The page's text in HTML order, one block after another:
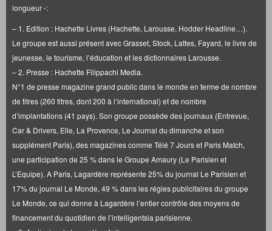
longueur -:
– 1. Edition : Hachette Livres (Hachette, Larousse, Hodder Headline…).
Le groupe est aussi présent avec Grasset, Stock, Lattes, Fayard, le livre de
jeunesse, le tourisme, l’éducation et les dictionnaires Larousse.
– 2. Presse : Hachette Filippachi Media.
N°1 de presse magazine grand public dans le monde en terme de nombre
de titres (260 titres, dont 200 à l’international) et de nombre
d’implantations (41 pays). Son groupe possède des journaux (Entrevue,
Car & Drivers, Elle, La Provence, Le Journal du dimanche et son
supplément Paris), des magazines comme Télé 7 Jours et Paris Match,
une participation de 25 % dans le Groupe Amaury (Le Parisien et
L’Equipe). A Paris, Lagardère représente 25% du journal Le Parisien et
17% du journal Le Monde, 49 % dans les régies publicitaires du groupe
Le Monde, ce qui donne à Lagardère l’entier contrôle des moyens de
financement du quotidien de l’intelligentsia parisienne.